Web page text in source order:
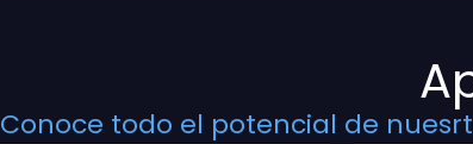
Conoce todo el potencial de